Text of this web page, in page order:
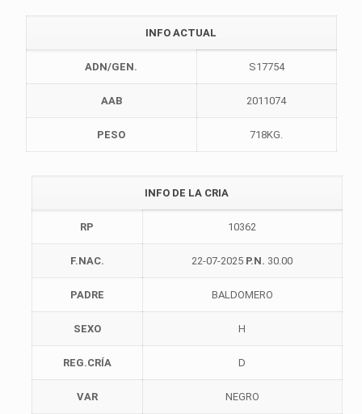
INFO ACTUAL
ADN/GEN. S17754
AAB 2011074
PESO 718KG.
INFO DE LA CRIA
RP 10362
F.NAC. 22-07-2025 P.N. 30.00
PADRE BALDOMERO
SEXO H
REG.CRÍA D
VAR NEGRO